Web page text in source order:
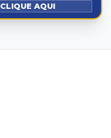
CLIQUE AQUI